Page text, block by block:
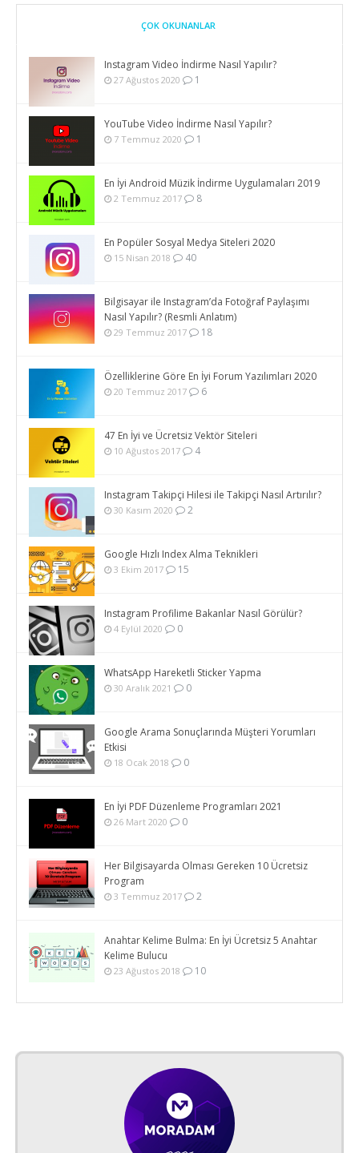
ÇOK OKUNANLAR
Instagram Video İndirme Nasıl Yapılır?
27 Ağustos 2020 1
YouTube Video İndirme Nasıl Yapılır?
7 Temmuz 2020 1
En İyi Android Müzik İndirme Uygulamaları 2019
2 Temmuz 2017 8
En Popüler Sosyal Medya Siteleri 2020
15 Nisan 2018 40
Bilgisayar ile Instagram’da Fotoğraf Paylaşımı
Nasıl Yapılır? (Resmli Anlatım)
29 Temmuz 2017 18
Özelliklerine Göre En İyi Forum Yazılımları 2020
20 Temmuz 2017 6
47 En İyi ve Ücretsiz Vektör Siteleri
10 Ağustos 2017 4
Instagram Takipçi Hilesi ile Takipçi Nasıl Artırılır?
30 Kasım 2020 2
Google Hızlı Index Alma Teknikleri
3 Ekim 2017 15
Instagram Profilime Bakanlar Nasıl Görülür?
4 Eylül 2020 0
WhatsApp Hareketli Sticker Yapma
30 Aralık 2021 0
Google Arama Sonuçlarında Müşteri Yorumları
Etkisi
18 Ocak 2018 0
En İyi PDF Düzenleme Programları 2021
26 Mart 2020 0
Her Bilgisayarda Olması Gereken 10 Ücretsiz
Program
3 Temmuz 2017 2
Anahtar Kelime Bulma: En İyi Ücretsiz 5 Anahtar
Kelime Bulucu
23 Ağustos 2018 10